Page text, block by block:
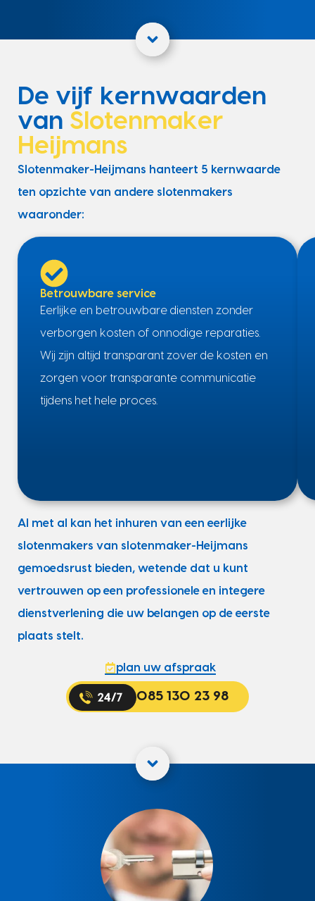
De vijf kernwaarden
van Slotenmaker
Heijmans
Slotenmaker-Heijmans hanteert 5 kernwaarde
ten opzichte van andere slotenmakers
waaronder:
Betrouwbare service
Eerlijke en betrouwbare diensten zonder
verborgen kosten of onnodige reparaties.
Wij zijn altijd transparant zover de kosten en
zorgen voor transparante communicatie
tijdens het hele proces.
Al met al kan het inhuren van een eerlijke
slotenmakers van slotenmaker-Heijmans
gemoedsrust bieden, wetende dat u kunt
vertrouwen op een professionele en integere
dienstverlening die uw belangen op de eerste
plaats stelt.
plan uw afspraak
085 130 23 98